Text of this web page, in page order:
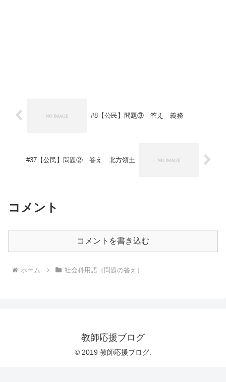
#8【公民】問題③ 答え 義務
#37【公民】問題② 答え 北方領土
コメント
コメントを書き込む
ホーム 社会科用語（問題の答え）
教師応援ブログ
© 2019 教師応援ブログ.